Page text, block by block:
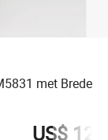
met Brede
US$